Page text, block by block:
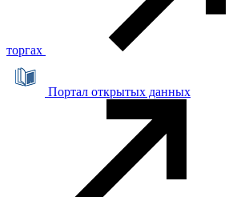
торгах
Портал открытых данных